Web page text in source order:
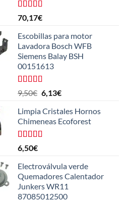
Valorado
con
5
70,17€
Escobillas para motor
Lavadora Bosch WFB
Siemens Balay BSH
00151613
Valorado
con
de
5
9,50€ El
original
era:
9,50€.
6,13€El
actual
es:
Limpia Cristales Hornos
Chimeneas Ecoforest
Valorado
con
de 5
6,50€
Electroválvula verde
Quemadores Calentador
Junkers WR11
87085012500